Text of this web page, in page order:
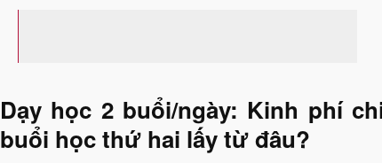
Dạy học 2 buổi/ngày: Kinh phí
buổi học thứ hai lấy từ đâu?